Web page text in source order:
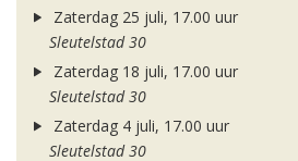
Zaterdag 25 juli, 17.00 uur
Sleutelstad 30
Zaterdag 18 juli, 17.00 uur
Sleutelstad 30
Zaterdag 4 juli, 17.00 uur
Sleutelstad 30